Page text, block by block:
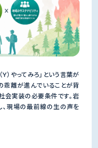
Y）やってみろ」という言葉が
乖離が進んでいることが背
会実装の必要条件です。岩
現場の最前線の生の声を